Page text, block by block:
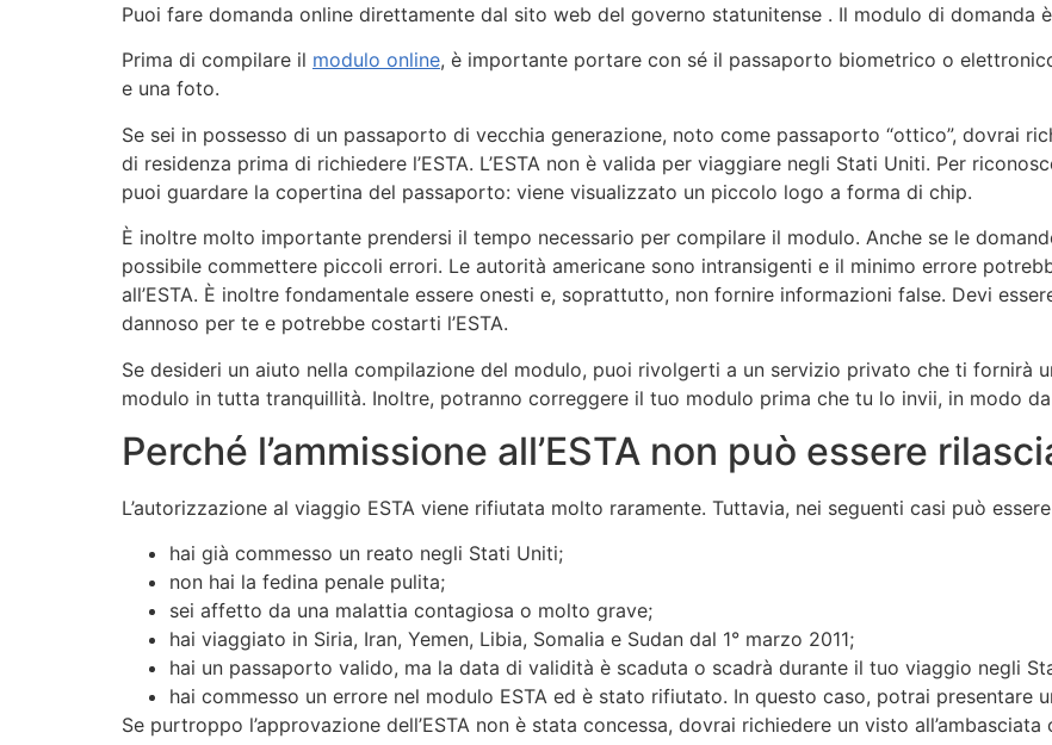
Puoi fare domanda online direttamente dal sito web del governo statunitense . Il modulo di domanda
Prima di compilare il modulo online, è importante portare con sé il passaporto biometrico o
e una foto.
Se sei in possesso di un passaporto di vecchia generazione, noto come passaporto “ottico”, dovrai
di residenza prima di richiedere l’ESTA. L’ESTA non è valida per viaggiare negli Stati Uniti. Per
puoi guardare la copertina del passaporto: viene visualizzato un piccolo logo a forma di chip.
È inoltre molto importante prendersi il tempo necessario per compilare il modulo. Anche se le
possibile commettere piccoli errori. Le autorità americane sono intransigenti e il minimo errore
all’ESTA. È inoltre fondamentale essere onesti e, soprattutto, non fornire informazioni false. Devi
dannoso per te e potrebbe costarti l’ESTA.
Se desideri un aiuto nella compilazione del modulo, puoi rivolgerti a un servizio privato che ti fornirà
modulo in tutta tranquillità. Inoltre, potranno correggere il tuo modulo prima che tu lo invii, in modo
Perché l’ammissione all’ESTA non può essere
L’autorizzazione al viaggio ESTA viene rifiutata molto raramente. Tuttavia, nei seguenti casi può
hai già commesso un reato negli Stati Uniti;
non hai la fedina penale pulita;
sei affetto da una malattia contagiosa o molto grave;
hai viaggiato in Siria, Iran, Yemen, Libia, Somalia e Sudan dal 1° marzo 2011;
hai un passaporto valido, ma la data di validità è scaduta o scadrà durante il tuo viaggio negli
hai commesso un errore nel modulo ESTA ed è stato rifiutato. In questo caso, potrai presentare
Se purtroppo l’approvazione dell’ESTA non è stata concessa, dovrai richiedere un visto